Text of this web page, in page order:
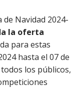
Navidad 2024-
la oferta
para estas
hasta el 07 de
los públicos,